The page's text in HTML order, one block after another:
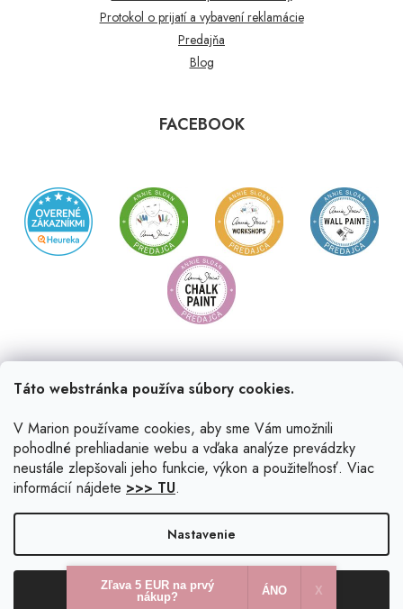
Táto webstránka používa súbory cookies.
V Marion používame cookies, aby sme Vám umožnili
pohodlné prehliadanie webu a vďaka analýze prevádzky
neustále zlepšovali jeho funkcie, výkon a použiteľnosť. Viac
informácií nájdete >>> TU.
Nastavenie
Odmietnuť Súhlasím
Protokol o prijatí a vybavení reklamácie
Predajňa
Blog
FACEBOOK
Vytvoril Shoptet|Upravil Balkys
Copyright 2026 . Všetky práva vyhradené.
Upraviť
nastavenie cookies
Zľava 5 EUR na prvý
nákup?
ÁNO X​